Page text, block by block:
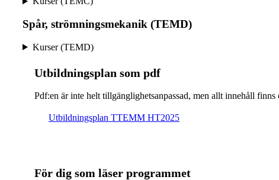
Spår, strömningsmekanik (TEMD)
Kurser (TEMD)
Ut­bild­nings­plan som pdf
Pdf:en är inte helt till­gäng­lig­hets­an­pas­sad, men allt inne­håll finns
Ut­bild­nings­plan TTEMM HT2025
För dig som läser programmet